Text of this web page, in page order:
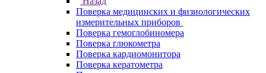
Поверка медицинских и физиологических
измерительных приборов
Поверка гемоглобиномера
Поверка глюкометра
Поверка кардиомонитора
Поверка кератометра